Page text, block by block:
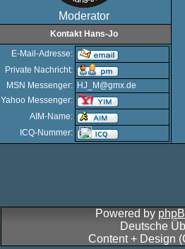
Moderator
Kontakt Hans-Jo
E-Mail-Adresse:
Private Nachricht:
MSN Messenger: HJ_M@gmx.de
Yahoo Messenger:
AIM-Name:
ICQ-Nummer:
Powered by
Deutsche
Content + Design